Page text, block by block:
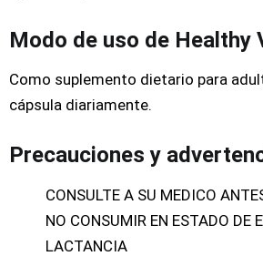
Modo de uso de Healthy
Como suplemento dietario para
cápsula diariamente.
Precauciones y
CONSULTE A SU MEDICO
NO CONSUMIR EN ESTADO DE
LACTANCIA